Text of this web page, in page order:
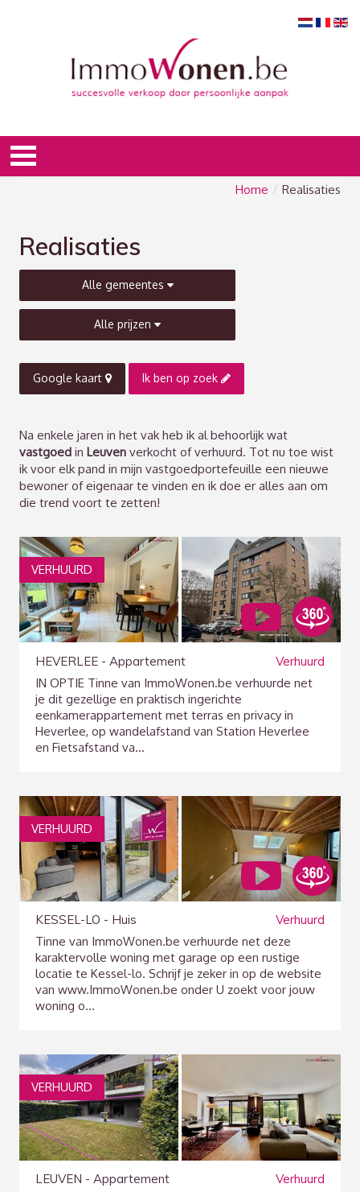
Home / Realisaties
Realisaties
Alle gemeentes
Alle prijzen
Google kaart Ik ben op zoek
Na enkele jaren in het vak heb ik al behoorlijk wat
vastgoed inLeuven verkocht of verhuurd. Tot nu toe wist
ik voor elk pand in mijn vastgoedportefeuille een nieuwe
bewoner of eigenaar te vinden en ik doe er alles aan om
die trend voort te zetten!
VERHUURD
HEVERLEE - Appartement
Verhuurd
IN OPTIE Tinne van ImmoWonen.be verhuurde net
je dit gezellige en praktisch ingerichte
eenkamerappartement met terras en privacy in
Heverlee, op wandelafstand van Station Heverlee
en Fietsafstand va...
VERHUURD
KESSEL-LO - Huis
Verhuurd
Tinne van ImmoWonen.be verhuurde net deze
karaktervolle woning met garage op een rustige
locatie te Kessel-lo. Schrijf je zeker in op de website
van www.ImmoWonen.be onder U zoekt voor jouw
woning o...
VERHUURD
LEUVEN - Appartement
Verhuurd